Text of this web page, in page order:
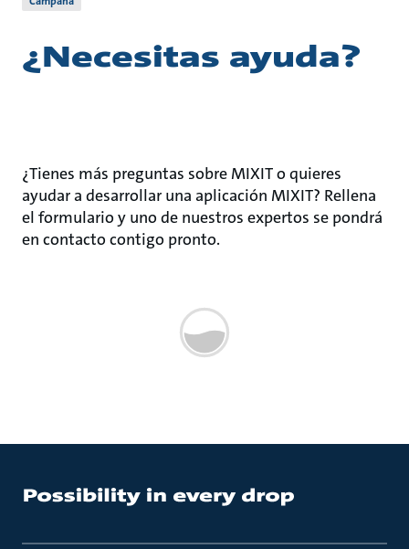
¿Necesitas ayuda?
¿Tienes más preguntas sobre MIXIT o quieres
ayudar a desarrollar una aplicación MIXIT? Rellena
el formulario y uno de nuestros expertos se pondrá
en contacto contigo pronto.